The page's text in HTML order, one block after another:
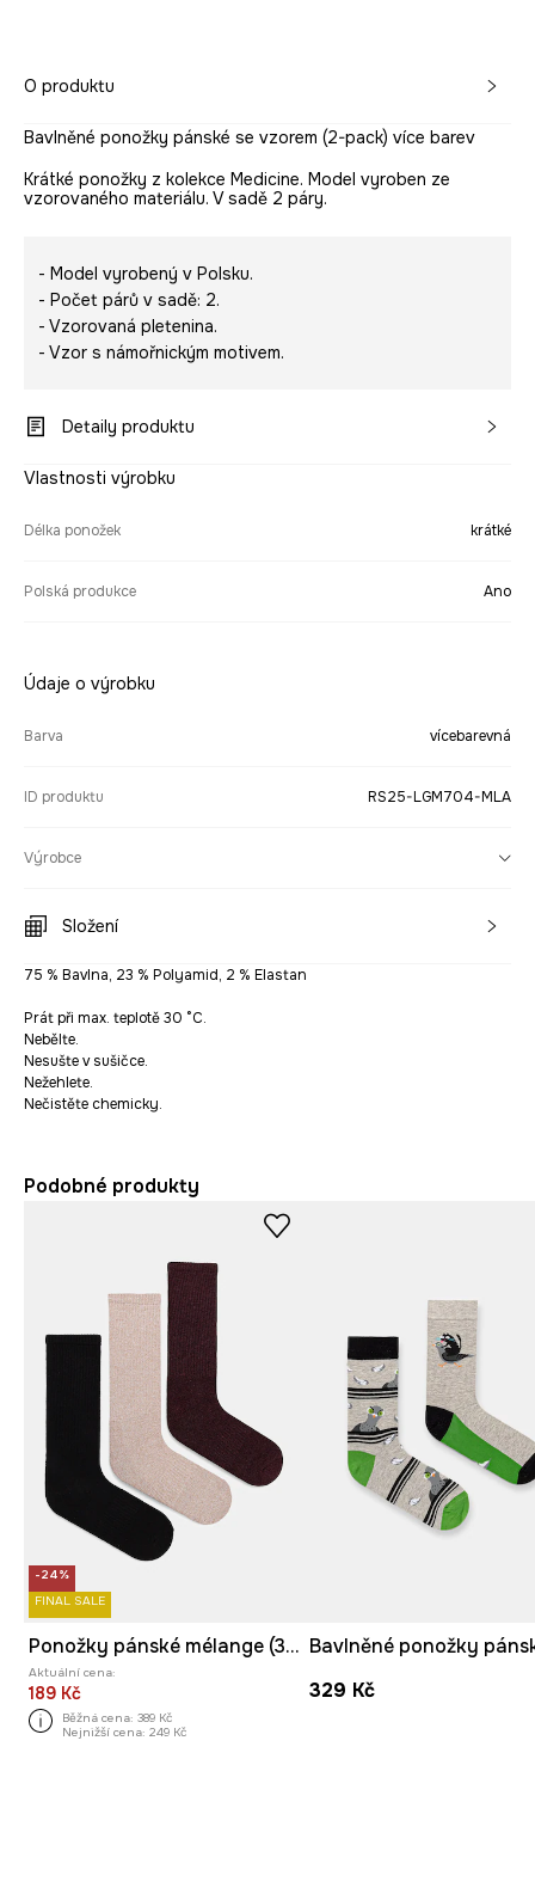
O produktu
Bavlněné ponožky pánské se vzorem (2-pack) více barev
Krátké ponožky z kolekce Medicine. Model vyroben ze
vzorovaného materiálu. V sadě 2 páry.
- Model vyrobený v Polsku.
- Počet párů v sadě: 2.
- Vzorovaná pletenina.
- Vzor s námořnickým motivem.
Detaily produktu
Vlastnosti výrobku
Délka ponožek krátké
Polská produkce Ano
Údaje o výrobku
Barva vícebarevná
ID produktu RS25-LGM704-MLA
Výrobce
Složení
75 % Bavlna, 23 % Polyamid, 2 % Elastan
Prát při max. teplotě 30 °C.
Nebělte.
Nesušte v sušičce.
Nežehlete.
Nečistěte chemicky.
Podobné produkty
-24%
FINAL SALE
Ponožky pánské mélange (3-pack)
Aktuální cena:
189 Kč
Běžná cena: 389 Kč
Nejnižší cena: 249 Kč
329 Kč